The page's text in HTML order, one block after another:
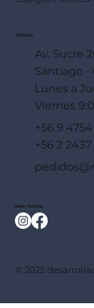
Dirección
Av. Sucre
Santiago -
Lunes a
Viernes
+56 9
+56 2 2437
Redes Sociales
© 2025